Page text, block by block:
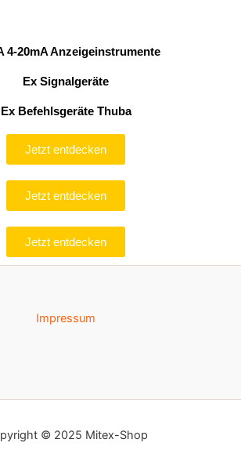
4-20mA Anzeigeinstrumente
Ex Signalgeräte
Ex Befehlsgeräte Thuba
Jetzt entdecken
Jetzt entdecken
Jetzt entdecken
Impressum
© 2025 Mitex-Shop